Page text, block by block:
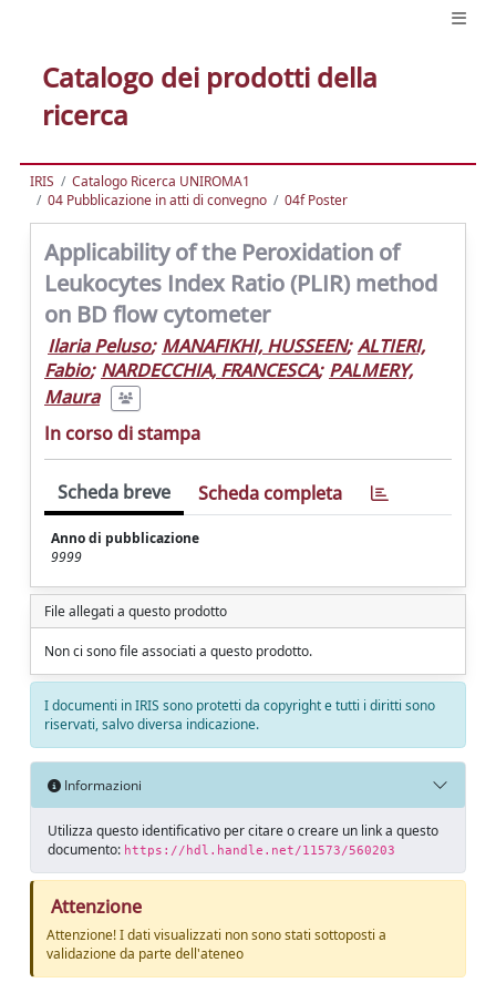
Catalogo dei prodotti della
ricerca
IRIS
Catalogo Ricerca UNIROMA1
04 Pubblicazione in atti di convegno
04f Poster
Applicability of the Peroxidation of
Leukocytes Index Ratio (PLIR) method
on BD flow cytometer
Ilaria Peluso; MANAFIKHI, HUSSEEN; ALTIERI,
Fabio; NARDECCHIA, FRANCESCA; PALMERY,
Maura
In corso di stampa
Scheda breve Scheda completa
Anno di pubblicazione
9999
File allegati a questo prodotto
Non ci sono file associati a questo prodotto.
I documenti in IRIS sono protetti da copyright e tutti i diritti sono
riservati, salvo diversa indicazione.
Informazioni
Utilizza questo identificativo per citare o creare un link a questo
documento: https://hdl.handle.net/11573/560203
Attenzione
Attenzione! I dati visualizzati non sono stati sottoposti a
validazione da parte dell'ateneo